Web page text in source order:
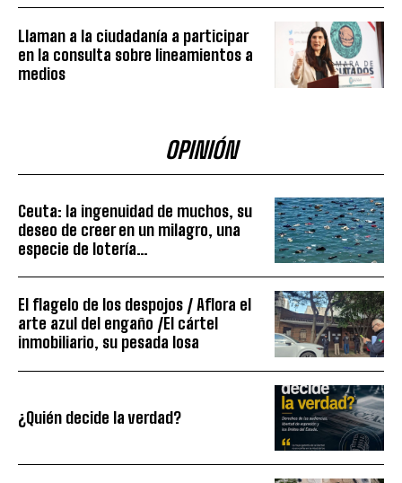
Llaman a la ciudadanía a participar
en la consulta sobre lineamientos a
medios
OPINIÓN
Ceuta: la ingenuidad de muchos, su
deseo de creer en un milagro, una
especie de lotería…
El flagelo de los despojos / Aflora el
arte azul del engaño /El cártel
inmobiliario, su pesada losa
¿Quién decide la verdad?